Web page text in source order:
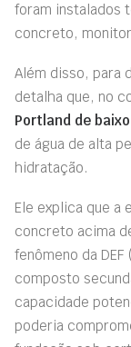
foram instalados
concreto,
Além disso, para
detalha que, no
Portland de
de água de alta
hidratação.
Ele explica que a
concreto acima
fenômeno da
composto
capacidade
poderia